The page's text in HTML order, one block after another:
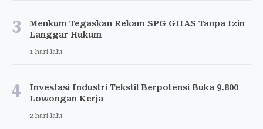
3
Menkum Tegaskan Rekam SPG GIIAS Tanpa Izin
Langgar Hukum
1 hari lalu
4
Investasi Industri Tekstil Berpotensi Buka 9.800
Lowongan Kerja
2 hari lalu